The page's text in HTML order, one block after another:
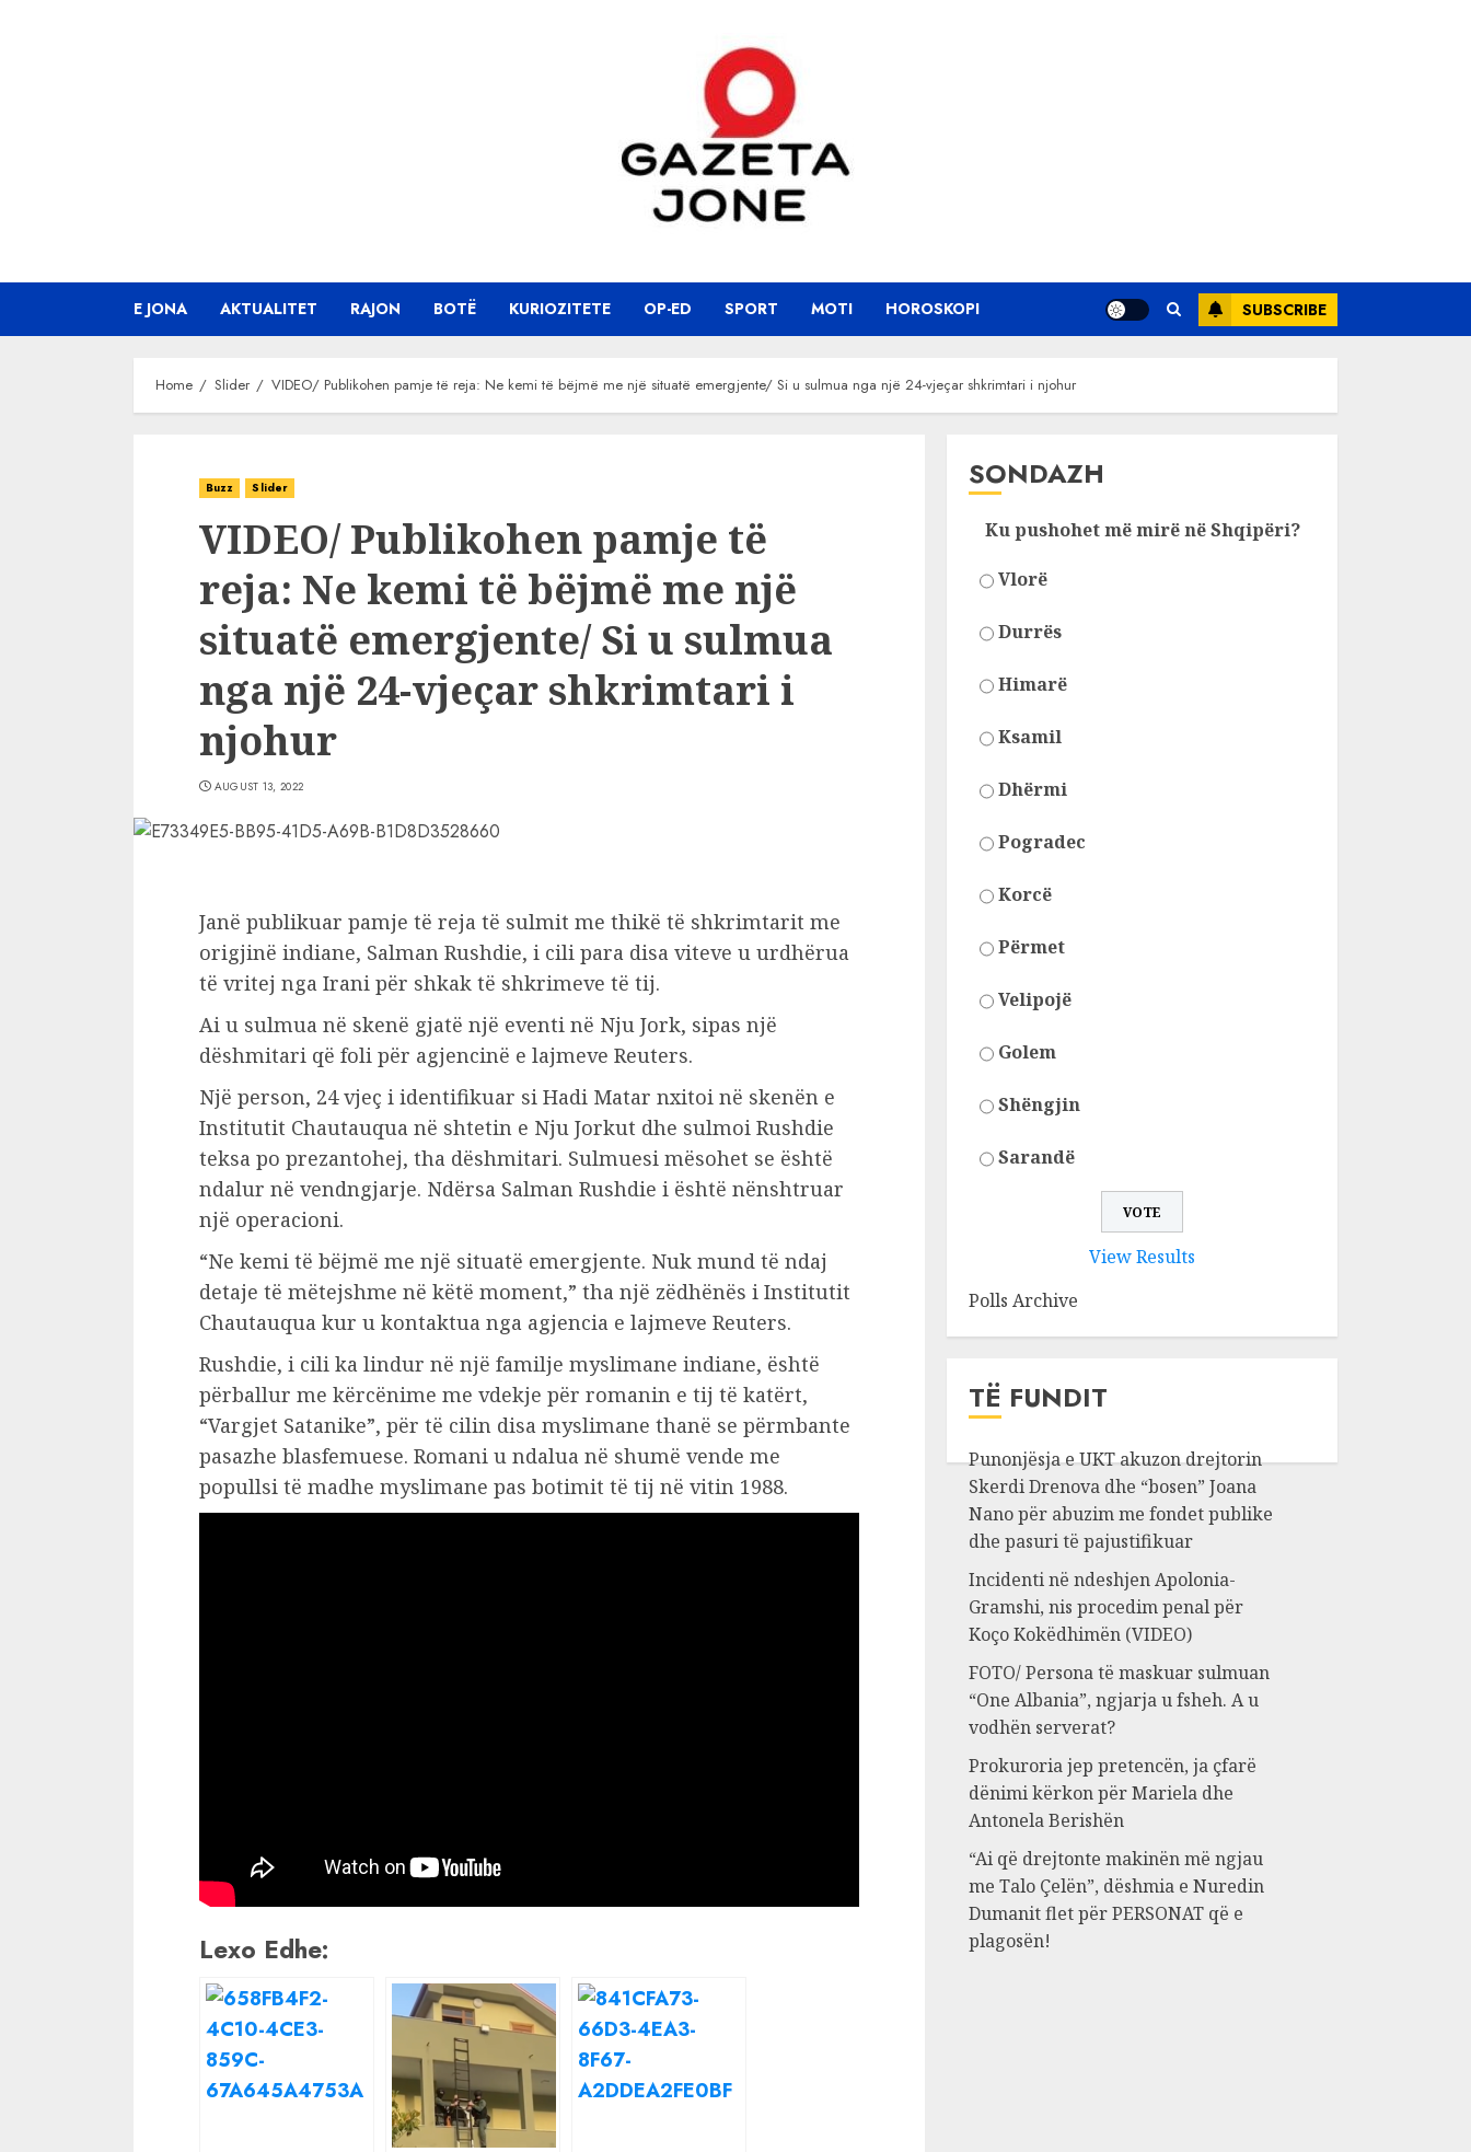
E JONA AKTUALITET RAJON BOTË KURIOZITETE OP-ED SPORT MOTI HOROSKOPI SUBSCRIBE
Home Slider VIDEO/ Publikohen pamje të reja: Ne kemi të bëjmë me një situatë emergjente/ Si u sulmua nga një 24-vjeçar shkrimtari i njohur
Buzz Slider
VIDEO/ Publikohen pamje të
reja: Ne kemi të bëjmë me një
situatë emergjente/ Si u sulmua
nga një 24-vjeçar shkrimtari i
njohur
AUGUST 13, 2022
Janë publikuar pamje të reja të sulmit me thikë të shkrimtarit me
origjinë indiane, Salman Rushdie, i cili para disa viteve u urdhërua
të vritej nga Irani për shkak të shkrimeve të tij.
Ai u sulmua në skenë gjatë një eventi në Nju Jork, sipas një
dëshmitari që foli për agjencinë e lajmeve Reuters.
Një person, 24 vjeç i identifikuar si Hadi Matar nxitoi në skenën e
Institutit Chautauqua në shtetin e Nju Jorkut dhe sulmoi Rushdie
teksa po prezantohej, tha dëshmitari. Sulmuesi mësohet se është
ndalur në vendngjarje. Ndërsa Salman Rushdie i është nënshtruar
një operacioni.
“Ne kemi të bëjmë me një situatë emergjente. Nuk mund të ndaj
detaje të mëtejshme në këtë moment,” tha një zëdhënës i Institutit
Chautauqua kur u kontaktua nga agjencia e lajmeve Reuters.
Rushdie, i cili ka lindur në një familje myslimane indiane, është
përballur me kërcënime me vdekje për romanin e tij të katërt,
“Vargjet Satanike”, për të cilin disa myslimane thanë se përmbante
pasazhe blasfemuese. Romani u ndalua në shumë vende me
popullsi të madhe myslimane pas botimit të tij në vitin 1988.
Lexo Edhe:
SONDAZH
Ku pushohet më mirë në Shqipëri?
Vlorë
Durrës
Himarë
Ksamil
Dhërmi
Pogradec
Korcë
Përmet
Velipojë
Golem
Shëngjin
Sarandë
View Results
Polls Archive
TË FUNDIT
Punonjësja e UKT akuzon drejtorin
Skerdi Drenova dhe “bosen” Joana
Nano për abuzim me fondet publike
dhe pasuri të pajustifikuar
Incidenti në ndeshjen Apolonia-
Gramshi, nis procedim penal për
Koço Kokëdhimën (VIDEO)
FOTO/ Persona të maskuar sulmuan
“One Albania”, ngjarja u fsheh. A u
vodhën serverat?
Prokuroria jep pretencën, ja çfarë
dënimi kërkon për Mariela dhe
Antonela Berishën
“Ai që drejtonte makinën më ngjau
me Talo Çelën”, dëshmia e Nuredin
Dumanit flet për PERSONAT që e
plagosën!